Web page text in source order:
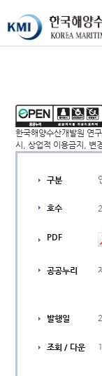
한국해양수산개발원 연
시, 상업적 이용금지, 변
구분
호수
PDF
공공누리
발행일
조회 / 다운